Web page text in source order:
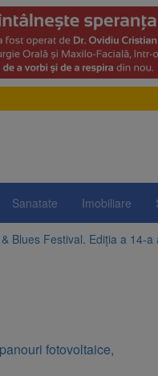
Sanatate Imobiliare
Blues Festival. Ediția a 14-
1,4 miliarde de euro din
președintelui Nicușor
acuză PSD după
fotovoltaice,